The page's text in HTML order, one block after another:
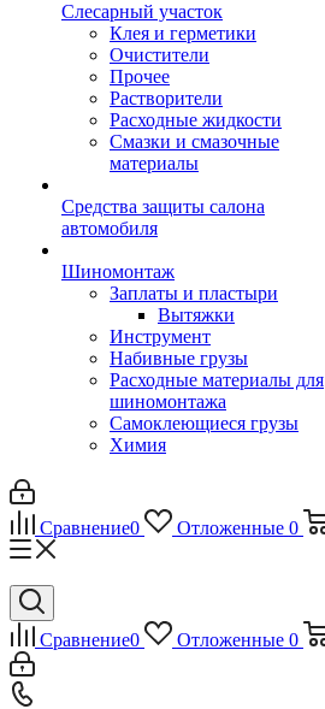
Слесарный участок
Клея и герметики
Очистители
Прочее
Растворители
Расходные жидкости
Смазки и смазочные
материалы
Средства защиты салона
автомобиля
Шиномонтаж
Заплаты и пластыри
Вытяжки
Инструмент
Набивные грузы
Расходные материалы для
шиномонтажа
Самоклеющиеся грузы
Химия
Сравнение0 Отложенные 0
Сравнение0 Отложенные 0